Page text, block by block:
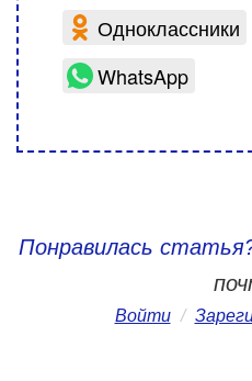
Одноклассники
WhatsApp
Понравилась
Войти /